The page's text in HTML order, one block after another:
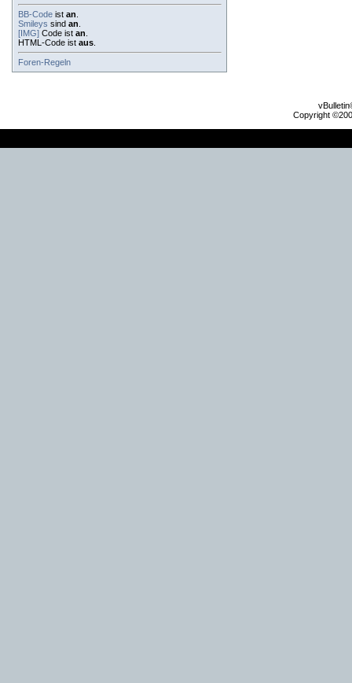
BB-Code ist an
Smileys sind an
[IMG] Code ist an
HTML-Code ist aus
Foren-Regeln
Copyright